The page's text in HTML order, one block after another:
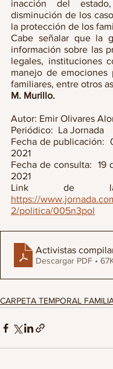
inacción del
disminución de los
la protección de los
Cabe señalar que la
información sobre las
legales, instituciones
manejo de
familiares, entre otros
M. Murillo.
Autor: Emir Olivares
Periódico:  La Jornada
Fecha de publicación:
2021
Fecha de consulta:  19
2021
https://
2/politica/005n3pol
Activistas
Descargar PDF •
CARPETA TEMPORAL